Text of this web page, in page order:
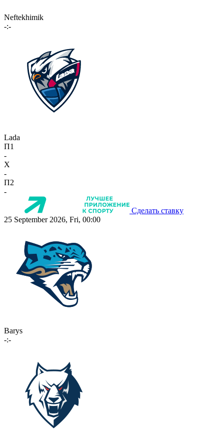
Neftekhimik
-:-
Lada
П1
-
X
-
П2
-
Сделать ставку
25 September 2026, Fri, 00:00
Barys
-:-